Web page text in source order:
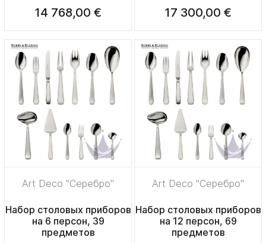
14 768,00 € 17 300,00 €
Art Deco "Серебро"
Набор столовых приборов
на 6 персон, 39
предметов
Art Deco "Серебро"
Набор столовых приборов
на 12 персон, 69
предметов